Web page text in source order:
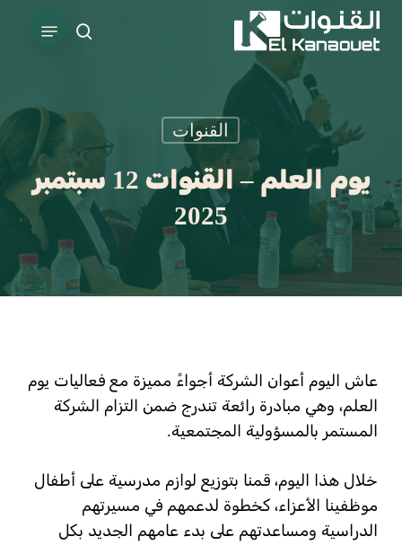
Skip
search
القنوات
يوم العلم – القنوات 12 سبتمبر
2025
عاش اليوم أعوان الشركة أجواءً مميزة مع فعاليات يوم
العلم، وهي مبادرة رائعة تندرج ضمن التزام الشركة
المستمر بالمسؤولية المجتمعية.
خلال هذا اليوم، قمنا بتوزيع لوازم مدرسية على أطفال
موظفينا الأعزاء، كخطوة لدعمهم في مسيرتهم
الدراسية ومساعدتهم على بدء عامهم الجديد بكل
Close